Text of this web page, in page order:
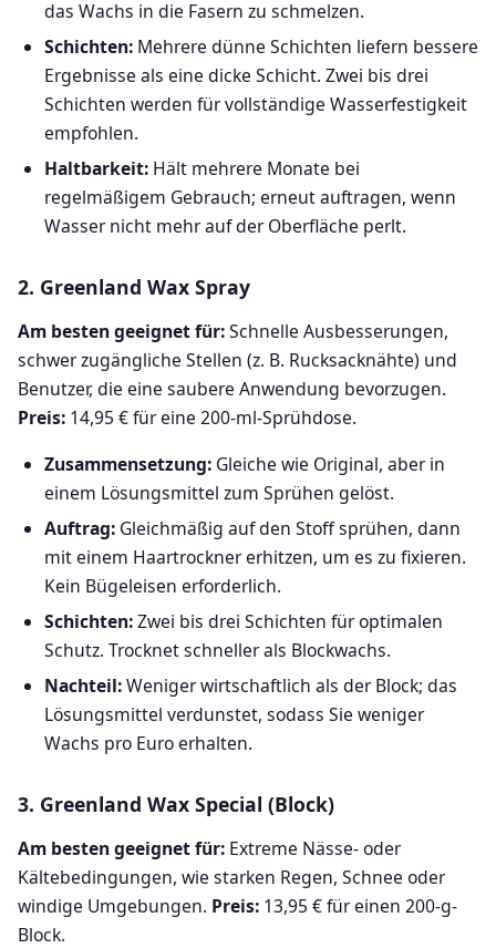
das Wachs in die Fasern zu schmelzen.
Schichten: Mehrere dünne Schichten liefern bessere
Ergebnisse als eine dicke Schicht. Zwei bis drei
Schichten werden für vollständige Wasserfestigkeit
empfohlen.
Haltbarkeit: Hält mehrere Monate bei
regelmäßigem Gebrauch; erneut auftragen, wenn
Wasser nicht mehr auf der Oberfläche perlt.
2. Greenland Wax Spray
Am besten geeignet für:Schnelle Ausbesserungen,
schwer zugängliche Stellen (z. B. Rucksacknähte) und
Benutzer, die eine saubere Anwendung bevorzugen.
Preis: 14,95 € für eine 200-ml-Sprühdose.
Zusammensetzung: Gleiche wie Original, aber in
einem Lösungsmittel zum Sprühen gelöst.
Auftrag: Gleichmäßig auf den Stoff sprühen, dann
mit einem Haartrockner erhitzen, um es zu fixieren.
Kein Bügeleisen erforderlich.
Schichten:Zwei bis drei Schichten für optimalen
Schutz. Trocknet schneller als Blockwachs.
Nachteil:Weniger wirtschaftlich als der Block; das
Lösungsmittel verdunstet, sodass Sie weniger
Wachs pro Euro erhalten.
3. Greenland Wax Special (Block)
Am besten geeignet für: Extreme Nässe- oder
Kältebedingungen, wie starken Regen, Schnee oder
windige Umgebungen. Preis: 13,95 € für einen 200-g-
Block.